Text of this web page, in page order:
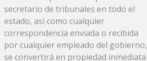
secretario de tribunales en todo el
estado, así como cualquier
correspondencia enviada o recibida
por cualquier empleado del gobierno,
se convertirá en propiedad inmediata